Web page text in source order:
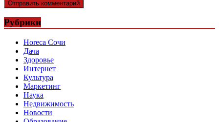
Рубрики
Horeca Сочи
Дача
Здоровье
Интернет
Культура
Маркетинг
Наука
Недвижимость
Новости